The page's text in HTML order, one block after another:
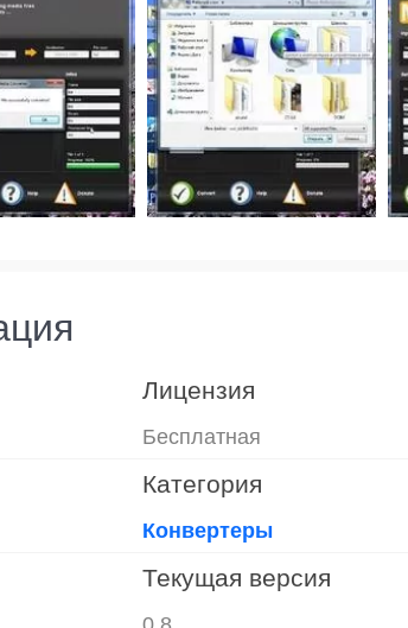
Лицензия
Бесплатная
Категория
Конвертеры
Текущая версия